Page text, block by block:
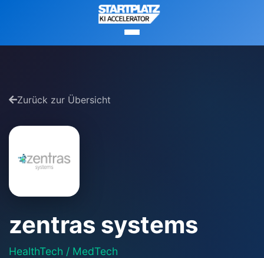
Zurück zur Übersicht
zentras systems
HealthTech / MedTech